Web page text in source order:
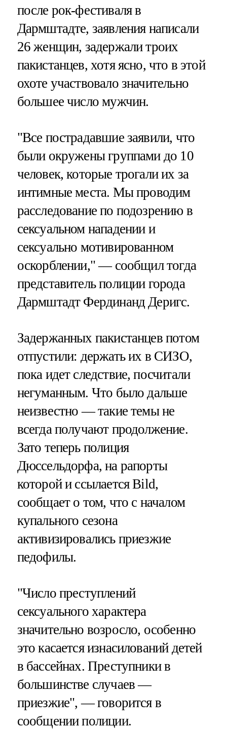
после рок-фестиваля в
Дармштадте, заявления написали
26 женщин, задержали троих
пакистанцев, хотя ясно, что в этой
охоте участвовало значительно
большее число мужчин.
"Все пострадавшие заявили, что
были окружены группами до 10
человек, которые трогали их за
интимные места. Мы проводим
расследование по подозрению в
сексуальном нападении и
сексуально мотивированном
оскорблении," — сообщил тогда
представитель полиции города
Дармштадт Фердинанд Деригс.
Задержанных пакистанцев потом
отпустили: держать их в СИЗО,
пока идет следствие, посчитали
негуманным. Что было дальше
неизвестно — такие темы не
всегда получают продолжение.
Зато теперь полиция
Дюссельдорфа, на рапорты
которой и ссылается Bild,
сообщает о том, что с началом
купального сезона
активизировались приезжие
педофилы.
"Число преступлений
сексуального характера
значительно возросло, особенно
это касается изнасилований детей
в бассейнах. Преступники в
большинстве случаев —
приезжие", — говорится в
сообщении полиции.